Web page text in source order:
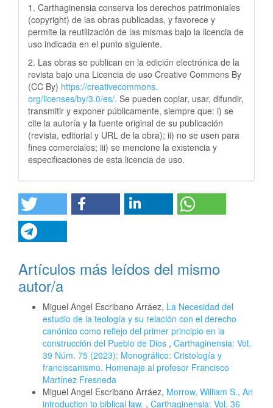
1. Carthaginensia conserva los derechos patrimoniales
(copyright) de las obras publicadas, y favorece y
permite la reutilización de las mismas bajo la licencia de
uso indicada en el punto siguiente.
2. Las obras se publican en la edición electrónica de la
revista bajo una Licencia de uso Creative Commons By
(CC By) https://creativecommons.
org/licenses/by/3.0/es/. Se pueden copiar, usar, difundir,
transmitir y exponer públicamente, siempre que: i) se
cite la autoría y la fuente original de su publicación
(revista, editorial y URL de la obra); ii) no se usen para
fines comerciales; iii) se mencione la existencia y
especificaciones de esta licencia de uso.
Artículos más leídos del mismo
autor/a
Miguel Angel Escribano Arráez, La Necesidad del
estudio de la teología y su relación con el derecho
canónico como reflejo del primer principio en la
construcción del Pueblo de Dios , Carthaginensia: Vol.
39 Núm. 75 (2023): Monográfico: Cristología y
franciscanismo. Homenaje al profesor Francisco
Martínez Fresneda
Miguel Angel Escribano Arráez, Morrow, William S., An
introduction to biblical law. , Carthaginensia: Vol. 36